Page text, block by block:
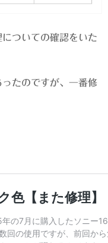
ついての確認をいた
たのですが、一番修